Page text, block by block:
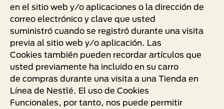
en el sitio web y/o aplicaciones o la dirección de
correo electrónico y clave que usted
suministró cuando se registró durante una visita
previa al sitio web y/o aplicación. Las
Cookies también pueden recordar artículos que
usted previamente ha incluido en su carro
de compras durante una visita a una Tienda en
Línea de Nestlé. El uso de Cookies
Funcionales, por tanto, nos puede permitir